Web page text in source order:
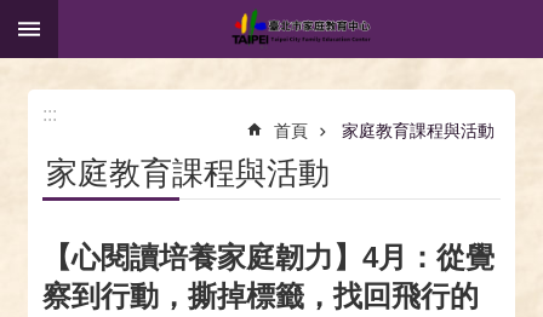
跳到主要內容區塊
:::
首頁 家庭教育課程與活動
家庭教育課程與活動
【心閱讀培養家庭韌力】4月：從覺
察到行動，撕掉標籤，找回飛行的